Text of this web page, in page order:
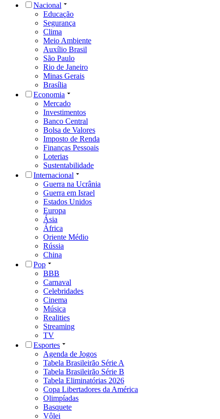
Nacional
Educação
Segurança
Clima
Meio Ambiente
Auxílio Brasil
São Paulo
Rio de Janeiro
Minas Gerais
Brasília
Economia
Mercado
Investimentos
Banco Central
Bolsa de Valores
Imposto de Renda
Finanças Pessoais
Loterias
Sustentabilidade
Internacional
Guerra na Ucrânia
Guerra em Israel
Estados Unidos
Europa
Ásia
África
Oriente Médio
Rússia
China
Pop
BBB
Carnaval
Celebridades
Cinema
Música
Realities
Streaming
TV
Esportes
Agenda de Jogos
Tabela Brasileirão Série A
Tabela Brasileirão Série B
Tabela Eliminatórias 2026
Copa Libertadores da América
Olimpíadas
Basquete
Vôlei